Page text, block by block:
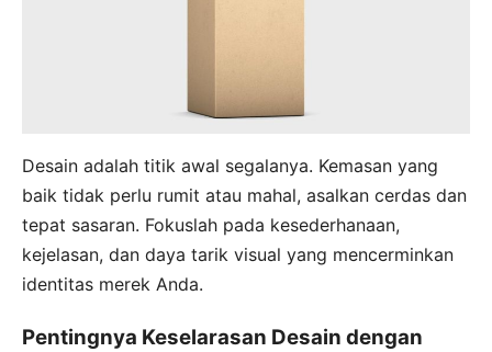
Desain adalah titik awal segalanya. Kemasan yang
baik tidak perlu rumit atau mahal, asalkan cerdas dan
tepat sasaran. Fokuslah pada kesederhanaan,
kejelasan, dan daya tarik visual yang mencerminkan
identitas merek Anda.
Pentingnya Keselarasan Desain dengan